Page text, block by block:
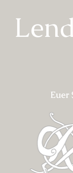
content
Euer